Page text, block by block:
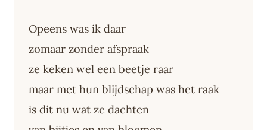
Opeens was ik daar
zomaar zonder afspraak
ze keken wel een beetje raar
maar met hun blijdschap was het raak
is dit nu wat ze dachten